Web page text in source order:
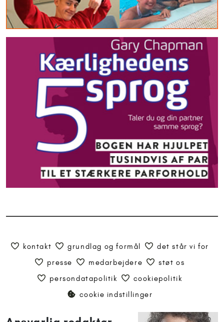
kontakt grundlag og formål
det står vi for
presse
medarbejdere
støt os
persondatapolitik
cookiepolitik
cookie indstillinger